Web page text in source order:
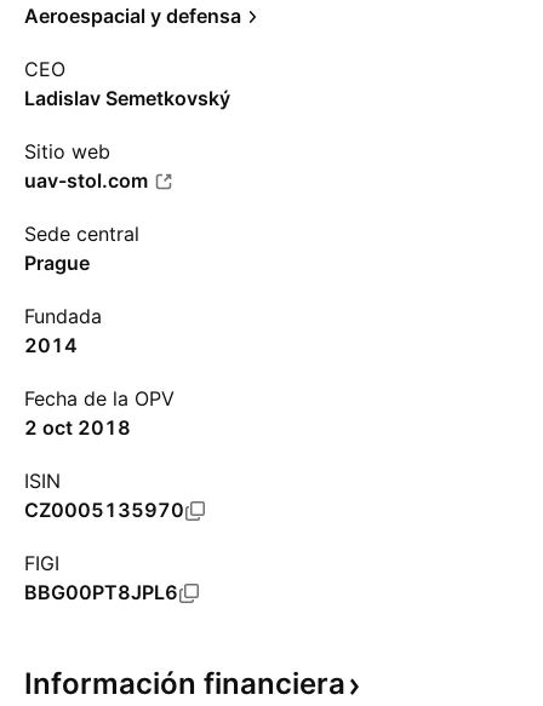
Aeroespacial y defensa
CEO
Ladislav Semetkovský
Sitio web
uav-stol.com
Sede central
Prague
Fundada
2014
Fecha de la OPV
2 oct 2018
ISIN
CZ0005135970
FIGI
BBG00PT8JPL6
Información financiera